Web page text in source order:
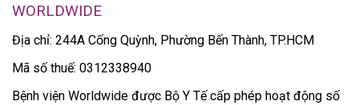
WORLDWIDE
Địa chỉ: 244A Cống Quỳnh, Phường Bến Thành, TP.HCM
Mã số thuế: 0312338940
Bệnh viện Worldwide được Bộ Y Tế cấp phép hoạt động số